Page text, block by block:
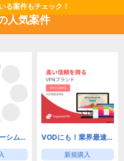
る案件もチェック！
人気案件
eSIM-san(イーシムさん) VODにも！業界最速、安全・匿名VPNサービス【ExpressVPN】
新規購入